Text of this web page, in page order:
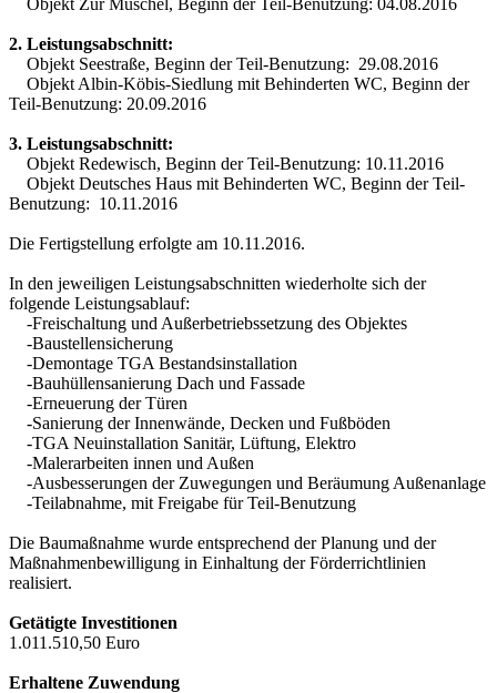
Objekt Zur Muschel, Beginn der Teil-Benutzung: 04.08.2016
2. Leistungsabschnitt:
Objekt Seestraße, Beginn der Teil-Benutzung: 29.08.2016
Objekt Albin-Köbis-Siedlung mit Behinderten WC, Beginn der
Teil-Benutzung: 20.09.2016
3. Leistungsabschnitt:
Objekt Redewisch, Beginn der Teil-Benutzung: 10.11.2016
Objekt Deutsches Haus mit Behinderten WC, Beginn der Teil-
Benutzung: 10.11.2016
Die Fertigstellung erfolgte am 10.11.2016.
In den jeweiligen Leistungsabschnitten wiederholte sich der
folgende Leistungsablauf:
-Freischaltung und Außerbetriebssetzung des Objektes
-Baustellensicherung
-Demontage TGA Bestandsinstallation
-Bauhüllensanierung Dach und Fassade
-Erneuerung der Türen
-Sanierung der Innenwände, Decken und Fußböden
-TGA Neuinstallation Sanitär, Lüftung, Elektro
-Malerarbeiten innen und Außen
-Ausbesserungen der Zuwegungen und Beräumung Außenanlage
-Teilabnahme, mit Freigabe für Teil-Benutzung
Die Baumaßnahme wurde entsprechend der Planung und der
Maßnahmenbewilligung in Einhaltung der Förderrichtlinien
realisiert.
Getätigte Investitionen
1.011.510,50 Euro
Erhaltene Zuwendung